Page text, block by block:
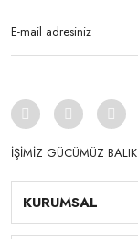
İŞİMİZ GÜCÜMÜZ BALIK
KURUMSAL